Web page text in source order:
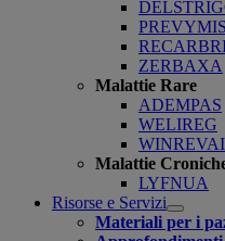
PREVYMIS
ZERBAXA
Malattie Rare
ADEMPAS
WELIREG
Malattie
LYFNUA
Risorse e Servizi
Open
Materiali per i